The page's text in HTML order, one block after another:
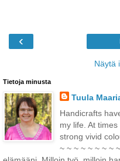
‹
Näytä
Tietoja minusta
Tuula
Handicrafts
my life. At
strong vivid
~ ~ ~ ~ ~ ~ ~ ~